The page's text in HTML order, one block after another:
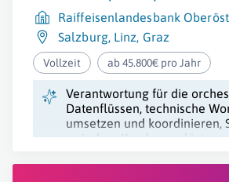
Raiffeisenlandesbank
Salzburg, Linz Graz
Vollzeit ab 45.800€ pro Jahr
Verantwortung für die
Datenflüssen, technische
umsetzen und koordinieren,
zwischen Kunden und